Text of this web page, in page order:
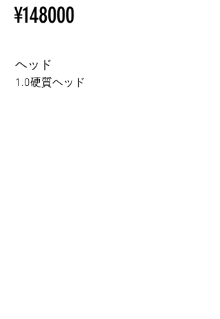
ラブドール購入前に知ってお
Ordering
Other configurations are related
following webpage.
Beginner’s Purchase Guide
¥148000
ヘッド
1.0硬質ヘッド